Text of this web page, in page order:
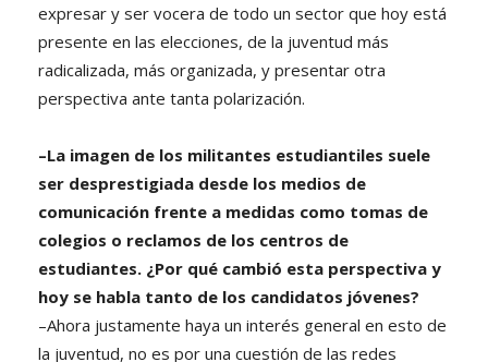
expresar y ser vocera de todo un sector que hoy está
presente en las elecciones, de la juventud más
radicalizada, más organizada, y presentar otra
perspectiva ante tanta polarización.
–La imagen de los militantes estudiantiles suele
ser desprestigiada desde los medios de
comunicación frente a medidas como tomas de
colegios o reclamos de los centros de
estudiantes. ¿Por qué cambió esta perspectiva y
hoy se habla tanto de los candidatos jóvenes?
–Ahora justamente haya un interés general en esto de
la juventud, no es por una cuestión de las redes